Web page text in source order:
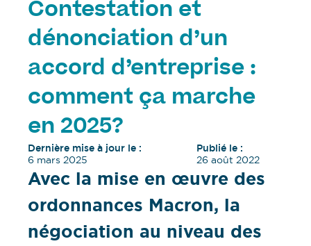
Contestation et
dénonciation d’un
accord d’entreprise :
comment ça marche
en 2025?
Dernière mise à jour le :
6 mars 2025
Publié le :
26 août 2022
Avec la mise en œuvre des
ordonnances Macron, la
négociation au niveau des